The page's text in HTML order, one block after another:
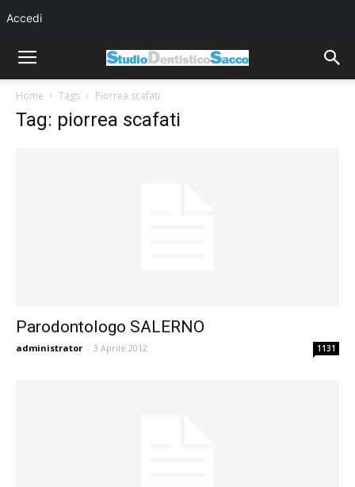
Home Tags Piorrea scafati
Tag: piorrea scafati
Parodontologo SALERNO
administrator - 3 Aprile 2012 1131
Accedi